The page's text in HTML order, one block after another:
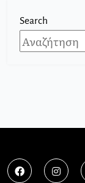
Search